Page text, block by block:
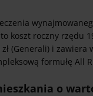
koszt roczny rzędu
(Generali) i
formułę All
o